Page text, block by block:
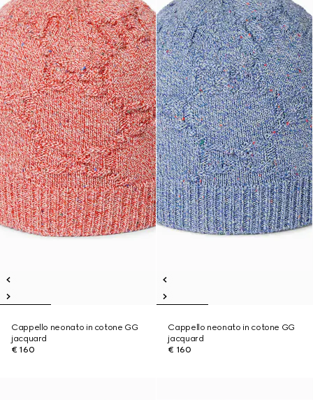
Cappello neonato in cotone GG
jacquard
€ 160
Cappello neonato in cotone GG
jacquard
€ 160